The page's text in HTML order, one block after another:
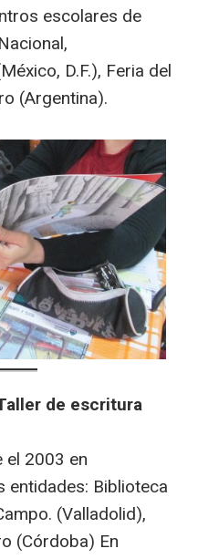
escolares de
D.F.), Feria del
(Argentina).
de escritura
el 2003 en
entidades: Biblioteca
(Valladolid),
(Córdoba) En